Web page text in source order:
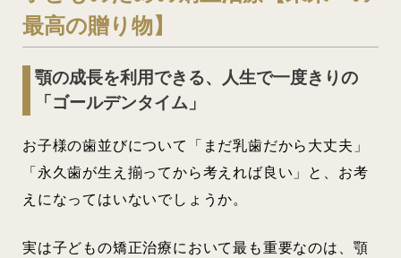
最高の贈り物】
顎の成長を利用できる、人生で一度きりの
「ゴールデンタイム」
お子様の歯並びについて「まだ乳歯だから大丈夫」
「永久歯が生え揃ってから考えれば良い」と、お考
えになってはいないでしょうか。
実は子どもの矯正治療において最も重要なのは、顎